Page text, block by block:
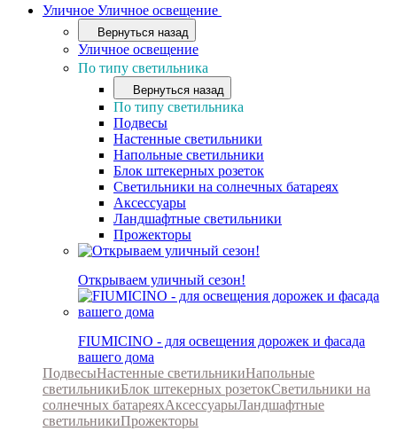
Уличное Уличное освещение
Вернуться назад
Уличное освещение
По типу светильника
Вернуться назад
По типу светильника
Подвесы
Настенные светильники
Напольные светильники
Блок штекерных розеток
Светильники на солнечных батареях
Аксессуары
Ландшафтные светильники
Прожекторы
Открываем уличный сезон!
FIUMICINO - для освещения дорожек и фасада
вашего дома
ПодвесыНастенные светильникиНапольные
светильникиБлок штекерных розетокСветильники на
солнечных батареяхАксессуарыЛандшафтные
светильникиПрожекторы